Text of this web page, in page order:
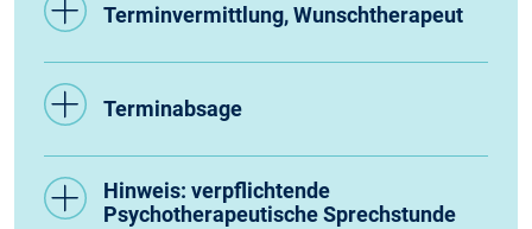
Terminvermittlung, Wunschtherapeut
Terminabsage
Hinweis: verpflichtende
Psychotherapeutische Sprechstunde